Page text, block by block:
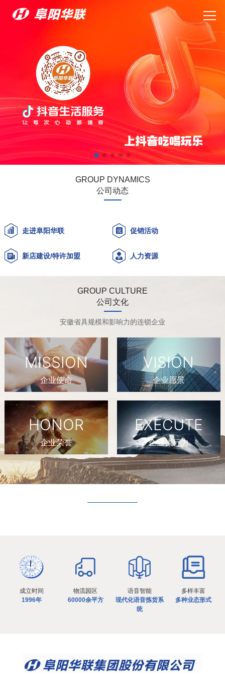
GROUP DYNAMICS
公司动态
走进阜阳华联 促销活动
新店建设/特许加盟 人力资源
GROUP CULTURE
公司文化
安徽省具规模和影响力的连锁企业
MISSION
企业使命
VISION
企业愿景
HONOR
企业荣誉
EXECUTE
企业执行力
成立时间
1996年
物流园区
60000余平方
语音智能
现代化语音拣货系
统
多样丰富
多种业态形式